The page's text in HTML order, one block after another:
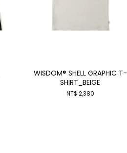
WISDOM® SHELL GRAPHIC T-
SHIRT_BEIGE
NT$ 2,380